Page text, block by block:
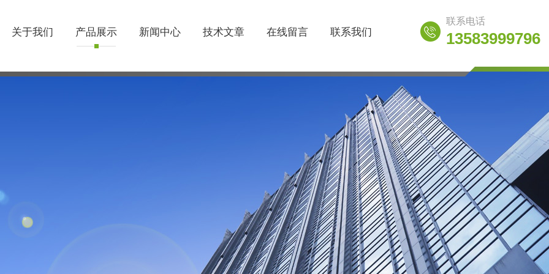
关于我们 产品展示 新闻中心 技术文章 在线留言 联系我们
联系电话
13583999796